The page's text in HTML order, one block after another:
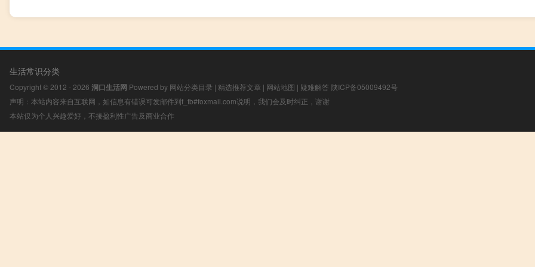
生活常识分类
Copyright © 2012 - 2026 洞口生活网 Powered by 网站分类目录 | 精选推荐文章 | 网站地图 | 疑难解答 陕ICP备05009492号
声明：本站内容来自互联网，如信息有错误可发邮件到f_fb#foxmail.com说明，我们会及时纠正，谢谢
本站仅为个人兴趣爱好，不接盈利性广告及商业合作